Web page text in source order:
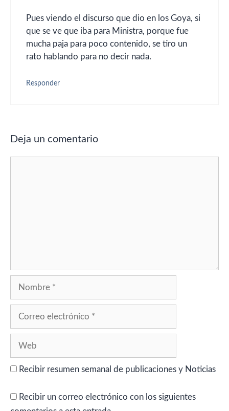
Pues viendo el discurso que dio en los Goya, si
que se ve que iba para Ministra, porque fue
mucha paja para poco contenido, se tiro un
rato hablando para no decir nada.
Responder
Deja un comentario
Recibir resumen semanal de publicaciones y Noticias
Recibir un correo electrónico con los siguientes